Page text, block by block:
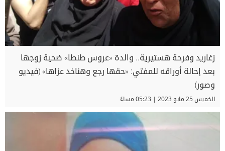
زغاريد وفرحة هستيرية.. والدة «عروس طنطا» ضحية زوجها
بعد إحالة أوراقه للمفتي: «حقها رجع وهناخد عزاها» (فيديو
وصور)
الخميس 25 مايو 2023 | 05:23 مساءً